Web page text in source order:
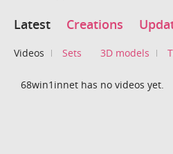
Latest Creations
Videos Sets 3D models
68win1innet has no videos yet.